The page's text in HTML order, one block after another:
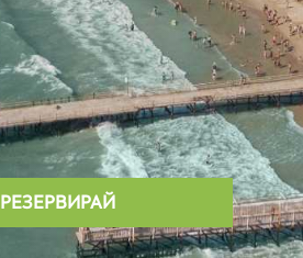
РЕЗЕРВИРАЙ